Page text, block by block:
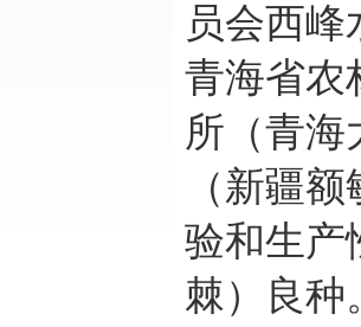
员会西
青海省农
所（青海
（新疆
验和生产
棘）良种